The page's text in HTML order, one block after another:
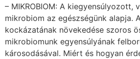
– MIKROBIOM: A kiegyensúlyozott,
mikrobiom az egészségünk alapja.
kockázatának növekedése szoros
mikrobiomunk egyensúlyának
károsodásával. Miért és hogyan